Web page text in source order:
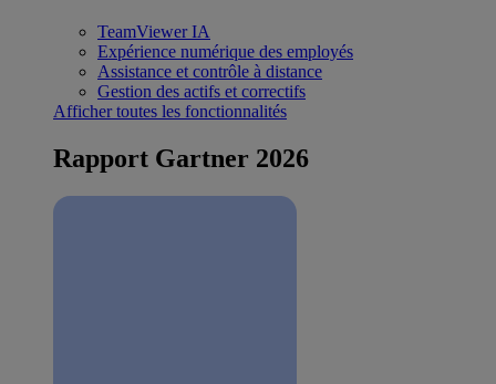
TeamViewer IA
Expérience numérique des employés
Assistance et contrôle à distance
Gestion des actifs et correctifs
Afficher toutes les fonctionnalités
Rapport Gartner 2026